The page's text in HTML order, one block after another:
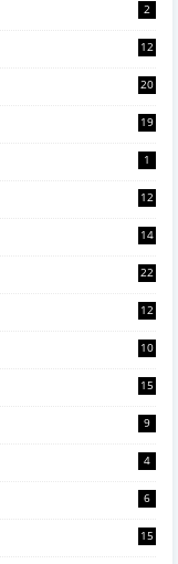
2
12
20
19
1
12
14
22
12
10
15
9
4
6
15